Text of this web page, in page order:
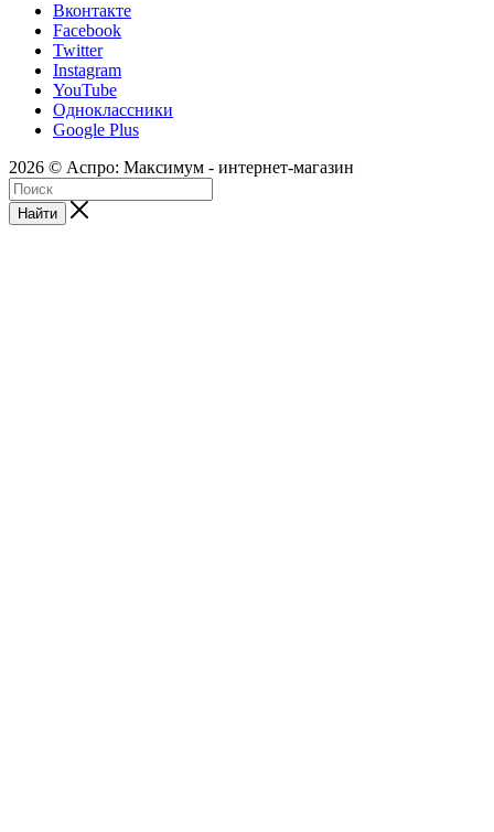
Вконтакте
Facebook
Twitter
Instagram
YouTube
Одноклассники
Google Plus
2026 © Аспро: Максимум - интернет-магазин
Найти